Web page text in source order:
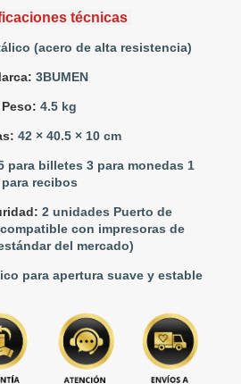
técnicas
(acero de alta resistencia)
3BUMEN
Peso: 4.5 kg
42 × 40.5 × 10 cm
para billetes 3 para monedas 1
para recibos
2 unidades Puerto de
con impresoras de
del mercado)
para apertura suave y estable